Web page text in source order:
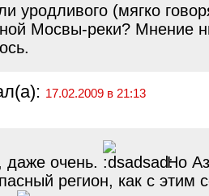
уродливого (мягко
Мосвы-реки? Мнение
17.02.2009 в 21:13
даже очень.
Но
регион, как с этим